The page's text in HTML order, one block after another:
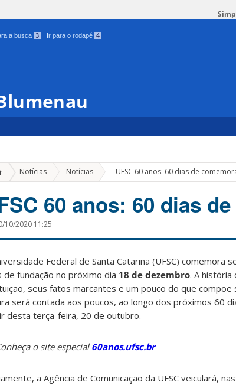
a busca 3 Ir para o rodapé 4
Notícias Notícias » UFSC 60 anos: 60 dias de
60 anos: 60 dias
10/2020 11:25
Federal de Santa Catarina (UFSC) comemora
de fundação no próximo dia 18 de dezembro. A história
seus fatos marcantes e um pouco do que compõe
será contada aos poucos, ao longo dos próximos 60
desta terça-feira, 20 de outubro.
o site especial60anos.ufsc.br
a Agência de Comunicação da UFSC veiculará,